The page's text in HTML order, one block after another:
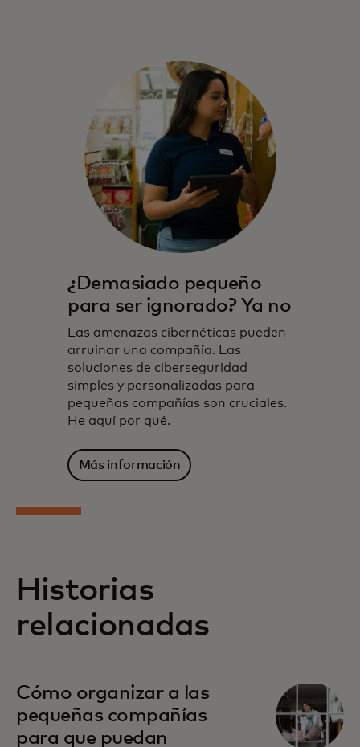
¿Demasiado pequeño
para ser ignorado? Ya no
Las amenazas cibernéticas pueden
arruinar una compañía. Las
soluciones de ciberseguridad
simples y personalizadas para
pequeñas compañías son cruciales.
He aquí por qué.
Más información
Historias
relacionadas
Cómo organizar a las
pequeñas compañías
para que puedan